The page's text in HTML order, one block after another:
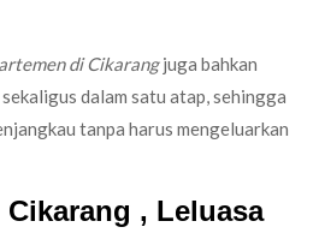
di Cikarangjuga bahkan
dalam satu atap, sehingga
tanpa harus mengeluarkan
, Leluasa